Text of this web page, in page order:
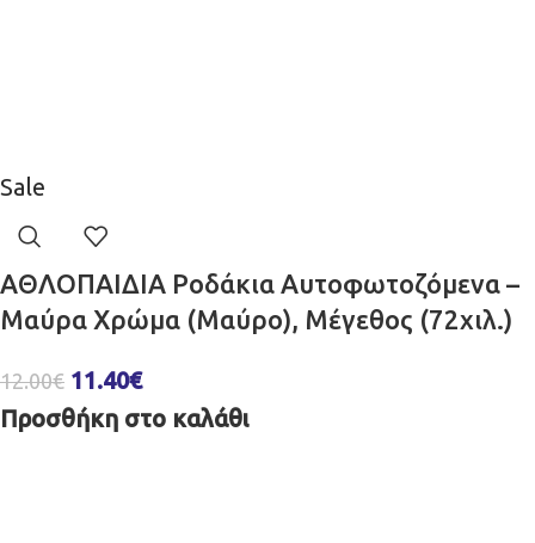
Sale
ΑΘΛΟΠΑΙΔΙΑ Ροδάκια Αυτοφωτοζόμενα –
Μαύρα Χρώμα (Μαύρο), Μέγεθος (72χιλ.)
12.00€ 11.40€
Προσθήκη στο καλάθι